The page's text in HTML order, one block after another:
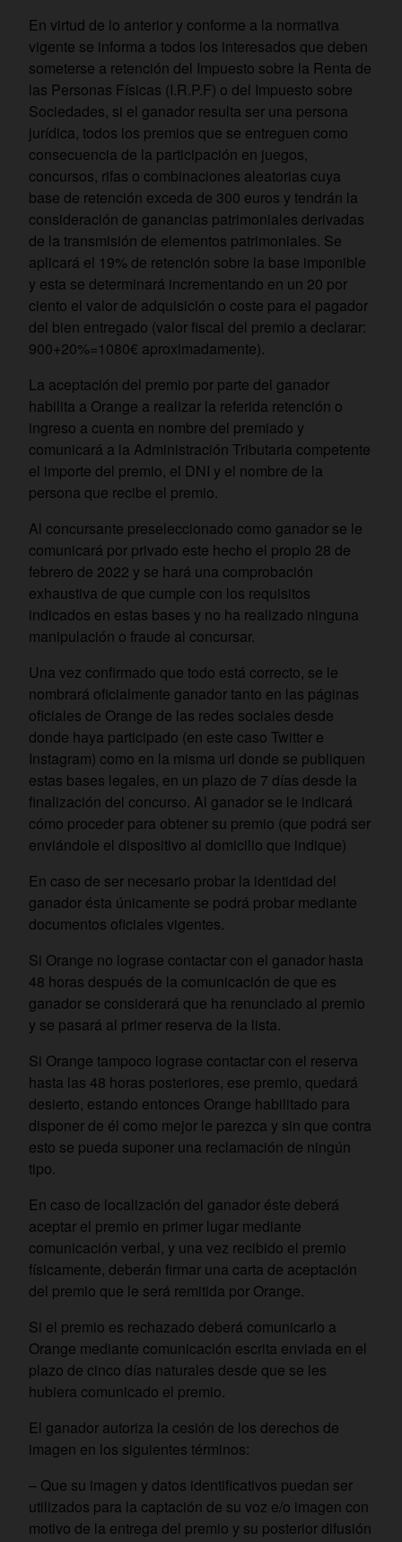
En virtud de lo anterior y conforme a la normativa
vigente se informa a todos los interesados que deben
someterse a retención del Impuesto sobre la Renta de
las Personas Físicas (I.R.P.F) o del Impuesto sobre
Sociedades, si el ganador resulta ser una persona
jurídica, todos los premios que se entreguen como
consecuencia de la participación en juegos,
concursos, rifas o combinaciones aleatorias cuya
base de retención exceda de 300 euros y tendrán la
consideración de ganancias patrimoniales derivadas
de la transmisión de elementos patrimoniales. Se
aplicará el 19% de retención sobre la base imponible
y esta se determinará incrementando en un 20 por
ciento el valor de adquisición o coste para el pagador
del bien entregado (valor fiscal del premio a declarar:
900+20%=1080€ aproximadamente).
La aceptación del premio por parte del ganador
habilita a Orange a realizar la referida retención o
ingreso a cuenta en nombre del premiado y
comunicará a la Administración Tributaria competente
el importe del premio, el DNI y el nombre de la
persona que recibe el premio.
Al concursante preseleccionado como ganador se le
comunicará por privado este hecho el propio 28 de
febrero de 2022 y se hará una comprobación
exhaustiva de que cumple con los requisitos
indicados en estas bases y no ha realizado ninguna
manipulación o fraude al concursar.
Una vez confirmado que todo está correcto, se le
nombrará oficialmente ganador tanto en las páginas
oficiales de Orange de las redes sociales desde
donde haya participado (en este caso Twitter e
Instagram) como en la misma url donde se publiquen
estas bases legales, en un plazo de 7 días desde la
finalización del concurso. Al ganador se le indicará
cómo proceder para obtener su premio (que podrá ser
enviándole el dispositivo al domicilio que indique)
En caso de ser necesario probar la identidad del
ganador ésta únicamente se podrá probar mediante
documentos oficiales vigentes.
Si Orange no lograse contactar con el ganador hasta
48 horas después de la comunicación de que es
ganador se considerará que ha renunciado al premio
y se pasará al primer reserva de la lista.
Si Orange tampoco lograse contactar con el reserva
hasta las 48 horas posteriores, ese premio, quedará
desierto, estando entonces Orange habilitado para
disponer de él como mejor le parezca y sin que contra
esto se pueda suponer una reclamación de ningún
tipo.
En caso de localización del ganador éste deberá
aceptar el premio en primer lugar mediante
comunicación verbal, y una vez recibido el premio
físicamente, deberán firmar una carta de aceptación
del premio que le será remitida por Orange.
Si el premio es rechazado deberá comunicarlo a
Orange mediante comunicación escrita enviada en el
plazo de cinco días naturales desde que se les
hubiera comunicado el premio.
El ganador autoriza la cesión de los derechos de
imagen en los siguientes términos:
– Que su imagen y datos identificativos puedan ser
utilizados para la captación de su voz e/o imagen con
motivo de la entrega del premio y su posterior difusión